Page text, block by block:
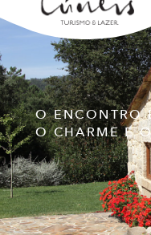
O ENCONTRO
O CHARME E